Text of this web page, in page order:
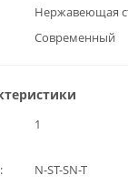
Нержавеющая
Современный
1
N-ST-SN-T